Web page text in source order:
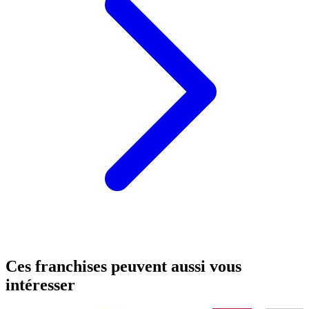
Ces franchises peuvent aussi vous
intéresser